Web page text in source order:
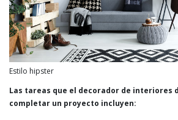
Estilo hipster
Las tareas que el decorador de interiores
completar un proyecto incluyen: